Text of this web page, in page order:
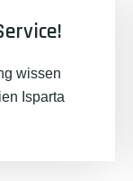
wissen
Isparta